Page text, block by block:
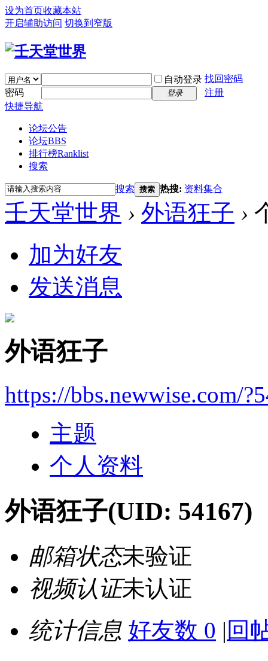
设为首页收藏本站
开启辅助访问 切换到窄版
自动登录 找回密码
密码
登录
注册
快捷导航
论坛公告
论坛BBS
排行榜Ranklist
搜索
搜索 搜索 热搜: 资料集合
壬天堂世界 › 外语狂子 ›
加为好友
发送消息
外语狂子
https://bbs.newwise.com/
主题
个人资料
外语狂子(UID: 54167)
邮箱状态未验证
视频认证未认证
统计信息 好友数 0 | 回